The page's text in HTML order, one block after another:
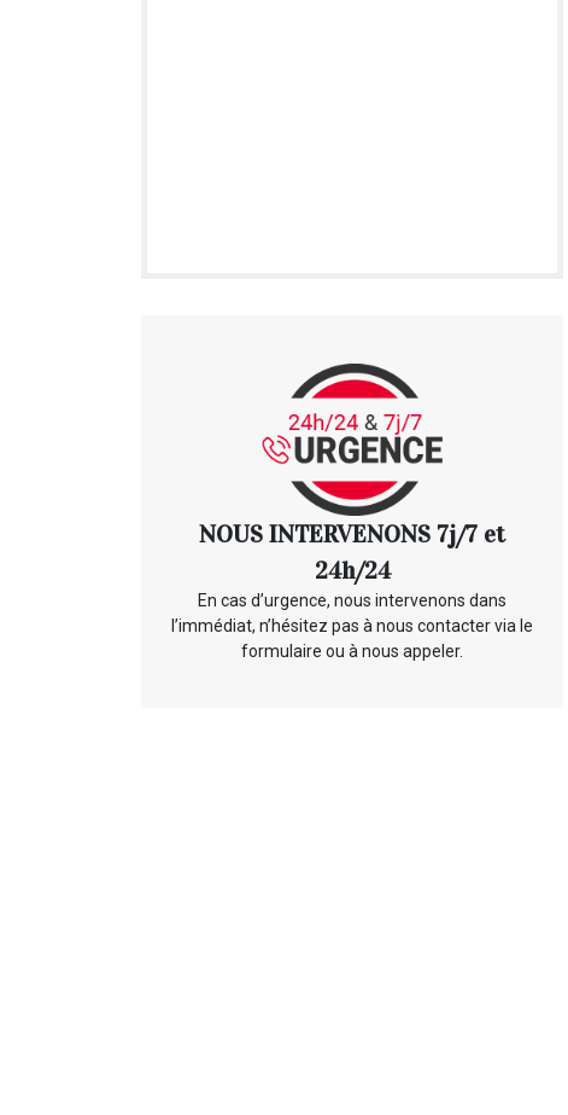
NOUS INTERVENONS 7j/7 et
24h/24
En cas d’urgence, nous intervenons dans
l’immédiat, n’hésitez pas à nous contacter via le
formulaire ou à nous appeler.